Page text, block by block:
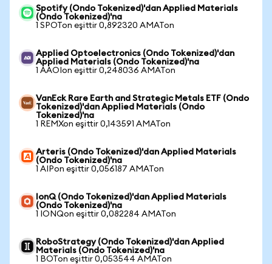
Spotify (Ondo Tokenized)'dan Applied Materials
(Ondo Tokenized)'na
1 SPOTon eşittir 0,892320 AMATon
Applied Optoelectronics (Ondo Tokenized)'dan
Applied Materials (Ondo Tokenized)'na
1 AAOIon eşittir 0,248036 AMATon
VanEck Rare Earth and Strategic Metals ETF (Ondo
Tokenized)'dan Applied Materials (Ondo
Tokenized)'na
1 REMXon eşittir 0,143591 AMATon
Arteris (Ondo Tokenized)'dan Applied Materials
(Ondo Tokenized)'na
1 AIPon eşittir 0,056187 AMATon
IonQ (Ondo Tokenized)'dan Applied Materials
(Ondo Tokenized)'na
1 IONQon eşittir 0,082284 AMATon
RoboStrategy (Ondo Tokenized)'dan Applied
Materials (Ondo Tokenized)'na
1 BOTon eşittir 0,053544 AMATon